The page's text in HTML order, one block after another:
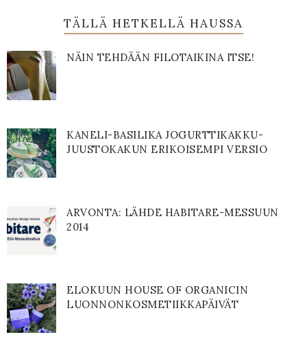
TÄLLÄ HETKELLÄ HAUSSA
NÄIN TEHDÄÄN FILOTAIKINA ITSE!
KANELI-BASILIKA JOGURTTIKAKKU-
JUUSTOKAKUN ERIKOISEMPI VERSIO
ARVONTA: LÄHDE HABITARE-MESSUUN
2014
ELOKUUN HOUSE OF ORGANICIN
LUONNONKOSMETIIKKAPÄIVÄT